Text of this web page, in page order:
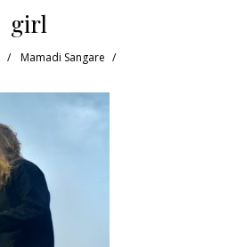
girl
Mamadi Sangare